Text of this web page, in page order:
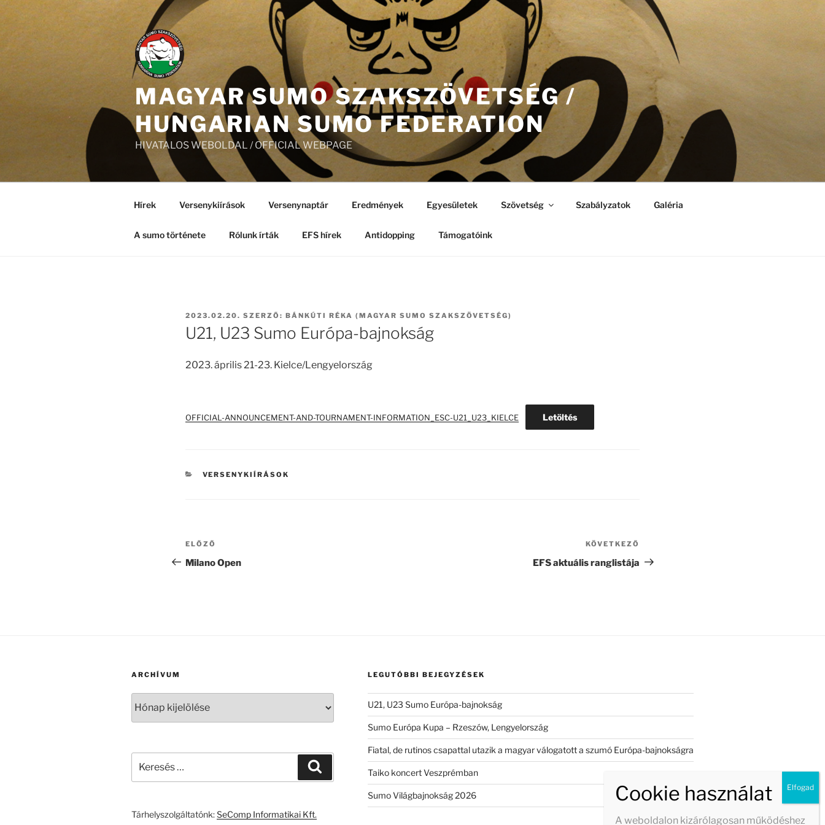
Tartalomhoz
MAGYAR SUMO SZAKSZÖVETSÉG /
HUNGARIAN SUMO FEDERATION
HIVATALOS WEBOLDAL / OFFICIAL WEBPAGE
Hírek Versenykiírások Versenynaptár Eredmények Egyesületek Szövetség Szabályzatok Galéria
A sumo története Rólunk írták EFS hírek Antidopping Támogatóink
BEKÜLDVE:
2023.02.20. SZERZŐ: BÁNKÚTI RÉKA (MAGYAR SUMO SZAKSZÖVETSÉG)
U21, U23 Sumo Európa-bajnokság
2023. április 21-23. Kielce/Lengyelország
OFFICIAL-ANNOUNCEMENT-AND-TOURNAMENT-INFORMATION_ESC-U21_U23_KIELCE Letöltés
KATEGÓRIÁK
VERSENYKIÍRÁSOK
Bejegyzés
navigáció
Korábbi
bejegyzés
ELŐZŐ
Milano Open
bejegyzés
KÖVETKEZŐ
EFS aktuális ranglistája
ARCHÍVUM
következő
Tárhelyszolgáltatónk:SeComp Informatikai Kft.
LEGUTÓBBI BEJEGYZÉSEK
U21, U23 Sumo Európa-bajnokság
Sumo Európa Kupa – Rzeszów, Lengyelország
Fiatal, de rutinos csapattal utazik a magyar válogatott a szumó Európa-bajnokságra
Taiko koncert Veszprémban
Sumo Világbajnokság 2026
A weboldalon kizárólagosan működéshez